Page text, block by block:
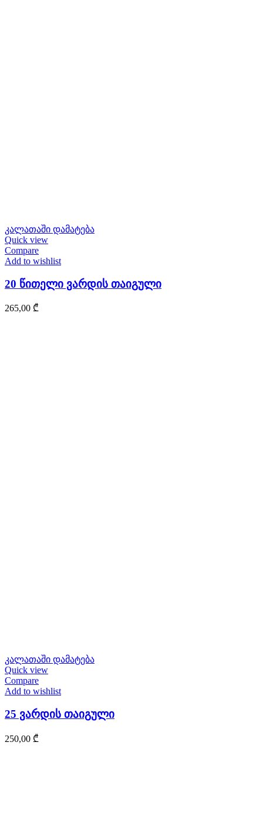
კალათაში დამატება
Quick view
Compare
Add to wishlist
20 წითელი ვარდის თაიგული
265,00 ₾
კალათაში დამატება
Quick view
Compare
Add to wishlist
25 ვარდის თაიგული
250,00 ₾